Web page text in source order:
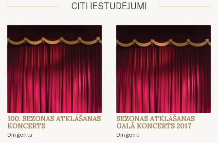
CITI IESTUDĒJUMI
100. SEZONAS ATKLĀŠANAS
KONCERTS
Diriģents
SEZONAS ATKLĀŠANAS
GALĀ KONCERTS 2017
Diriģenti